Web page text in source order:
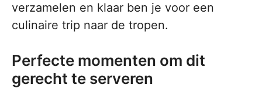
verzamelen en klaar ben je voor een
culinaire trip naar de tropen.
Perfecte momenten om dit
gerecht te serveren